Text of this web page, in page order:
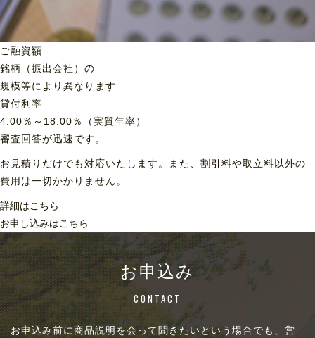
ご融資額
銘柄（振出会社）の
規模等により異なります
貸付利率
4.00％～18.00％（実質年率）
審査回答が迅速です。
お見積りだけでも対応いたします。また、割引料や取立料以外の
費用は一切かかりません。
詳細はこちら
お申し込みはこちら
お申込み
CONTACT
お申込み前に商品説明を会って聞きたいという場合でも、営